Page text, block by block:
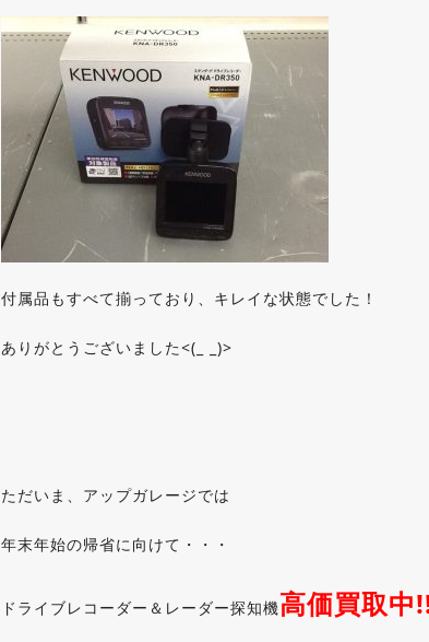
付属品もすべて揃っており、キレイな状態でした！
ありがとうございました<(_ _)>
ただいま、アップガレージでは
年末年始の帰省に向けて・・・
ドライブレコーダー＆レーダー探知機高価買取中